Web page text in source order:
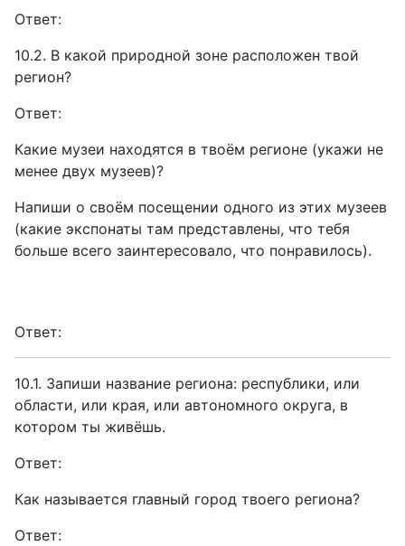
Ответ:
10.2. В какой природной зоне расположен твой
регион?
Ответ:
Какие музеи находятся в твоём регионе (укажи не
менее двух музеев)?
Напиши о своём посещении одного из этих музеев
(какие экспонаты там представлены, что тебя
больше всего заинтересовало, что понравилось).
Ответ:
10.1. Запиши название региона: республики, или
области, или края, или автономного округа, в
котором ты живёшь.
Ответ:
Как называется главный город твоего региона?
Ответ: